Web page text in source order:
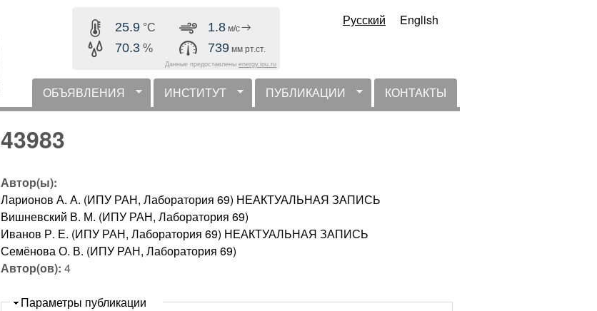
содержанию
25.9 °C
70.3 %
1.8 м/с
739 мм рт.ст.
Данные предоставлены energy.ipu.ru
Русский English
горизонтальное меню
ОБЪЯВЛЕНИЯ ИНСТИТУТ ПУБЛИКАЦИИ КОНТАКТЫ
43983
Автор(ы):
Ларионов А. А. (ИПУ РАН, Лаборатория 69) НЕАКТУАЛЬНАЯ ЗАПИСЬ
Вишневский В. М. (ИПУ РАН, Лаборатория 69)
Иванов Р. Е. (ИПУ РАН, Лаборатория 69) НЕАКТУАЛЬНАЯ ЗАПИСЬ
Семёнова О. В. (ИПУ РАН, Лаборатория 69)
Автор(ов):4
Скрыть
Параметры публикации